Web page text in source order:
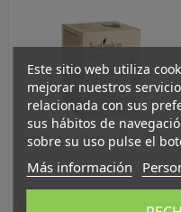
Este sitio web utiliza
mejorar nuestros
relacionada con sus
sus hábitos de
sobre su uso pulse el
Más información